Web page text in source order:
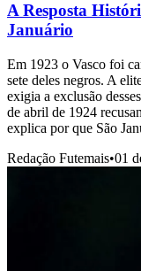
A Resposta
Januário
Em 1923 o Vasco foi
sete deles negros. A
exigia a exclusão
de abril de 1924
explica por que São
Redação Futemais•01